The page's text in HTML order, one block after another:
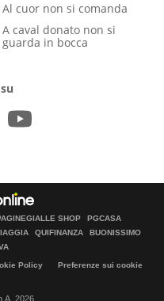
Al cuor non si comanda
A caval donato non si
guarda in bocca
SHOP
PGCASA
QUIFINANZA
BUONISSIMO
Policy
Preferenze sui cookie
2026